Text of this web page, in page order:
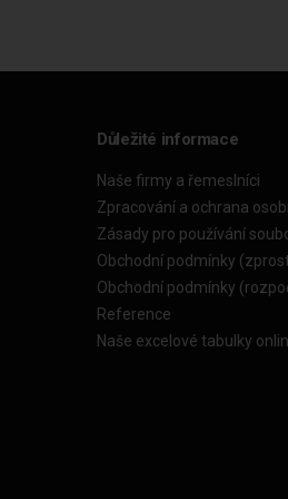
Důležité informace
Naše firmy a řemeslníci
Zpracování a ochrana
Zásady pro používání
Obchodní podmínky
Obchodní podmínky
Reference
Naše excelové tabulky